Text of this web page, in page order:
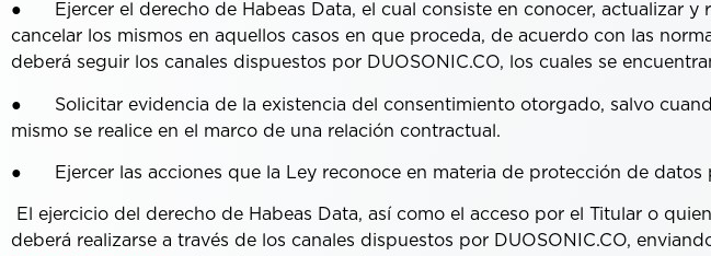
● Ejercer el derecho de Habeas Data, el cual consiste en conocer, actualizar y
cancelar los mismos en aquellos casos en que proceda, de acuerdo con las
deberá seguir los canales dispuestos por DUOSONIC.CO, los cuales se
● Solicitar evidencia de la existencia del consentimiento otorgado, salvo
mismo se realice en el marco de una relación contractual.
● Ejercer las acciones que la Ley reconoce en materia de protección de datos
El ejercicio del derecho de Habeas Data, así como el acceso por el Titular o
deberá realizarse a través de los canales dispuestos por DUOSONIC.CO,